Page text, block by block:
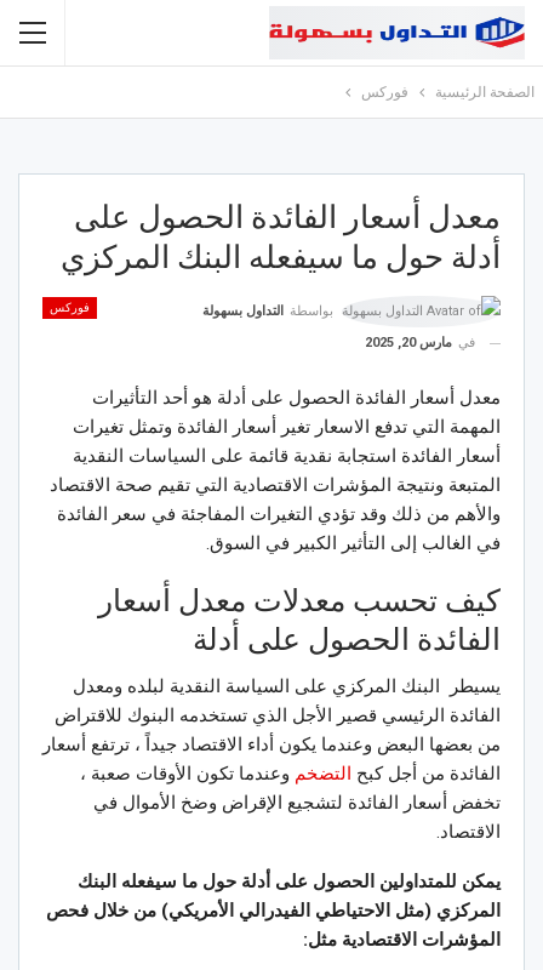
الصفحة الرئيسية فوركس
معدل أسعار الفائدة الحصول على
أدلة حول ما سيفعله البنك المركزي
فوركس بواسطة
التداول بسهولة
في مارس 20, 2025
معدل أسعار الفائدة الحصول على أدلة هو أحد التأثيرات
المهمة التي تدفع الاسعار تغير أسعار الفائدة وتمثل تغيرات
أسعار الفائدة استجابة نقدية قائمة على السياسات النقدية
المتبعة ونتيجة المؤشرات الاقتصادية التي تقيم صحة الاقتصاد
والأهم من ذلك وقد تؤدي التغيرات المفاجئة في سعر الفائدة
في الغالب إلى التأثير الكبير في السوق.
كيف تحسب معدلات معدل أسعار
الفائدة الحصول على أدلة
يسيطر البنك المركزي على السياسة النقدية لبلده ومعدل
الفائدة الرئيسي قصير الأجل الذي تستخدمه البنوك للاقتراض
من بعضها البعض وعندما يكون أداء الاقتصاد جيداً ، ترتفع أسعار
الفائدة من أجل كبح التضخم وعندما تكون الأوقات صعبة ،
تخفض أسعار الفائدة لتشجيع الإقراض وضخ الأموال في
الاقتصاد.
يمكن للمتداولين الحصول على أدلة حول ما سيفعله البنك
المركزي (مثل الاحتياطي الفيدرالي الأمريكي) من خلال فحص
المؤشرات الاقتصادية مثل: